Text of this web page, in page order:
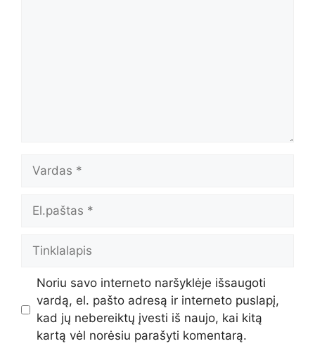
Vardas
El.paštas
Tinklalapis
Noriu savo interneto naršyklėje išsaugoti
vardą, el. pašto adresą ir interneto puslapį,
kad jų nebereiktų įvesti iš naujo, kai kitą
kartą vėl norėsiu parašyti komentarą.